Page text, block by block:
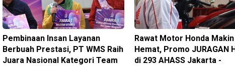
Pembinaan Insan Layanan
Berbuah Prestasi, PT WMS Raih
Juara Nasional Kategori Team
Rawat Motor Honda Makin
Hemat, Promo JURAGAN
di 293 AHASS Jakarta -